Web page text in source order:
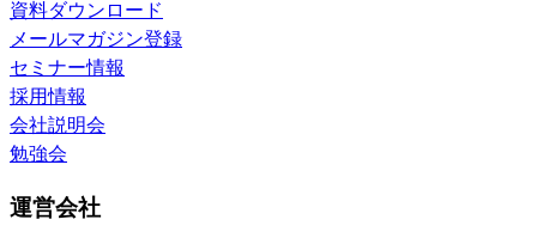
資料ダウンロード
メールマガジン登録
セミナー情報
採用情報
会社説明会
勉強会
運営会社